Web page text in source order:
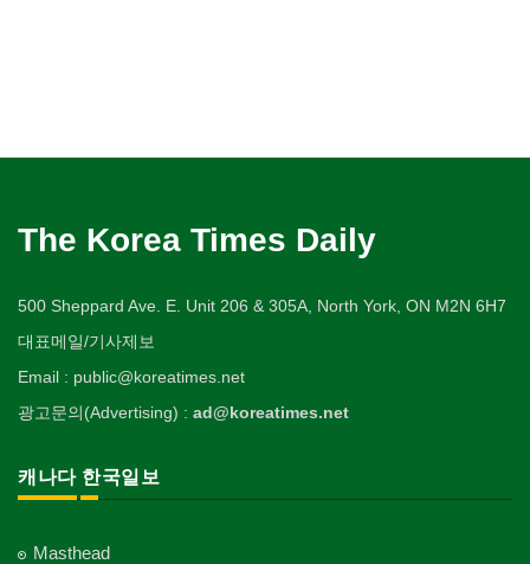
The Korea Times Daily
500 Sheppard Ave. E. Unit 206 & 305A, North York, ON M2N 6H7
대표메일/기사제보
Email : public@koreatimes.net
광고문의(Advertising) : ad@koreatimes.net
캐나다 한국일보
Masthead